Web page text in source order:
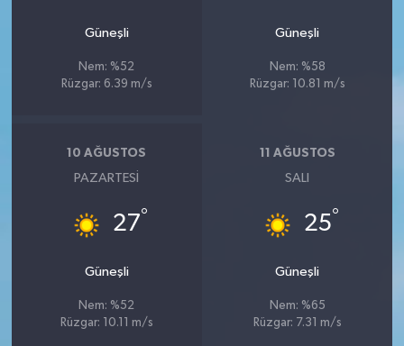
Güneşli
Nem: %52
Rüzgar: 6.39 m/s
Güneşli
Nem: %58
Rüzgar: 10.81 m/s
10 AĞUSTOS
PAZARTESI
27°
Güneşli
Nem: %52
Rüzgar: 10.11 m/s
11 AĞUSTOS
SALI
25°
Güneşli
Nem: %65
Rüzgar: 7.31 m/s